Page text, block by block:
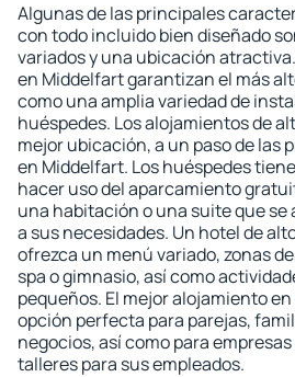
Algunas de las principales
con todo incluido bien diseñado
variados y una ubicación
en Middelfart garantizan el más
como una amplia variedad de
huéspedes. Los alojamientos de
mejor ubicación, a un paso de las
en Middelfart. Los huéspedes
hacer uso del aparcamiento
una habitación o una suite que
a sus necesidades. Un hotel de
ofrezca un menú variado, zonas
spa o gimnasio, así como
pequeños. El mejor alojamiento
opción perfecta para parejas,
negocios, así como para
talleres para sus empleados.